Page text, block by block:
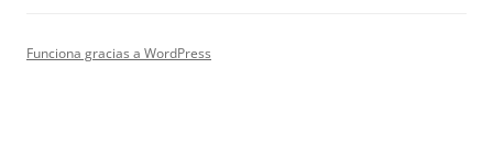
Funciona gracias a WordPress